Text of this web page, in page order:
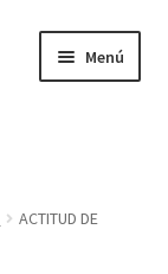
Menú
ACTITUD DE